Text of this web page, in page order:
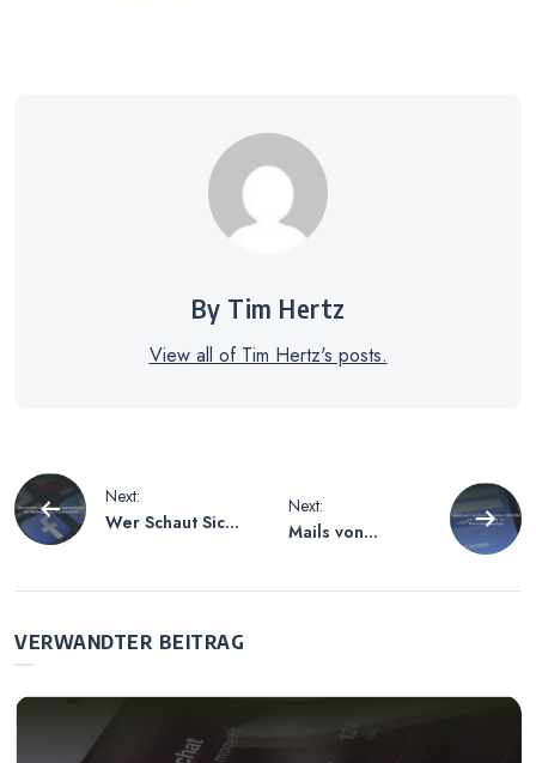
By Tim Hertz
View all of Tim Hertz's posts.
Beitragsnavigation
Next:
Wer Schaut Sich
Next:
Mails von
VERWANDTER BEITRAG